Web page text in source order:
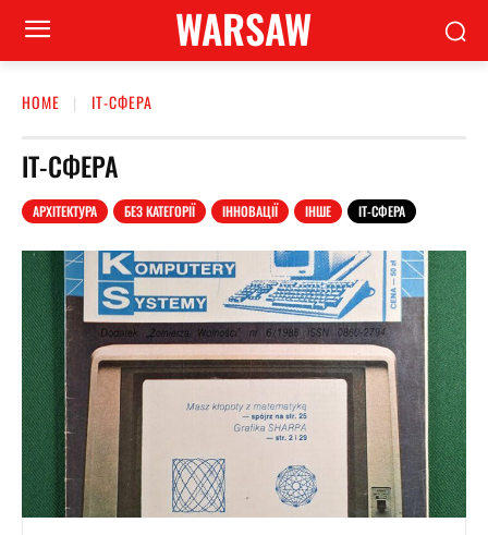
WARSAW
HOME ІТ-СФЕРА
ІТ-СФЕРА
АРХІТЕКТУРА БЕЗ КАТЕГОРІЇ ІННОВАЦІЇ ІНШЕ ІТ-СФЕРА